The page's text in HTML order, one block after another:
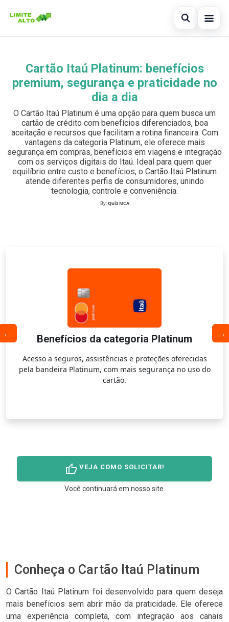
Abrir busca
Cartão de crédito
Empréstimo
Legal
Buscar no site
×
Buscar por:
Pressione Enter para buscar ou ESC para fechar.
Cartão Itaú Platinum: benefícios
premium, segurança e praticidade no
dia a dia
O Cartão Itaú Platinum é uma opção para quem busca um
cartão de crédito com benefícios diferenciados, boa
aceitação e recursos que facilitam a rotina financeira. Com
vantagens da categoria Platinum, ele oferece mais
segurança em compras, benefícios em viagens e integração
com os serviços digitais do Itaú. Ideal para quem quer
equilíbrio entre custo e benefícios, o Cartão Itaú Platinum
atende diferentes perfis de consumidores, unindo
tecnologia, controle e conveniência.
By:Quiz MCA
Benefícios da categoria Platinum
Acesso a seguros, assistências e proteções oferecidas
pela bandeira Platinum, com mais segurança no uso do
cartão.
thumb_up VEJA COMO SOLICITAR!
Você continuará em nosso site.
Conheça o Cartão Itaú Platinum
O Cartão Itaú Platinum foi desenvolvido para quem deseja
mais benefícios sem abrir mão da praticidade. Ele oferece
uma experiência completa, com integração aos canais